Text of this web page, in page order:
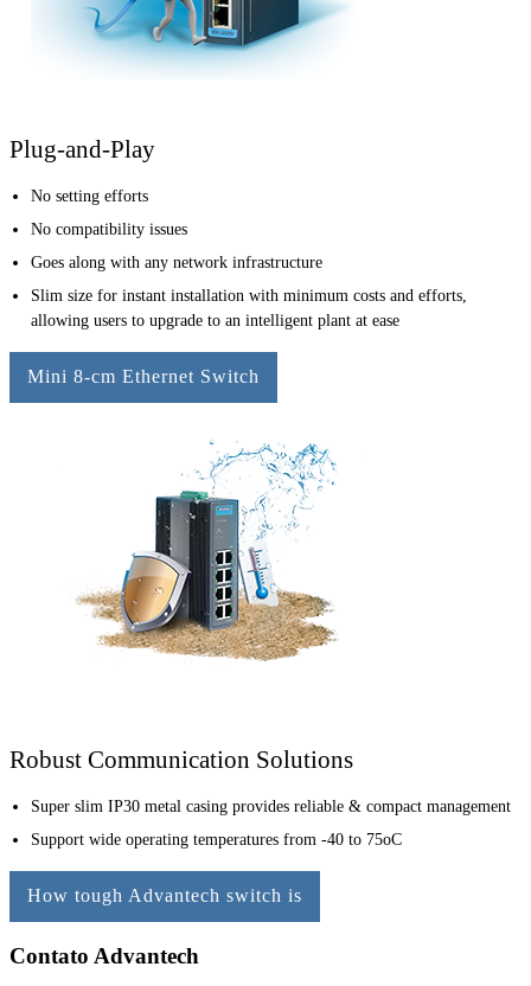
Plug-and-Play
No setting efforts
No compatibility issues
Goes along with any network infrastructure
Slim size for instant installation with minimum costs and efforts,
allowing users to upgrade to an intelligent plant at ease
Mini 8-cm Ethernet Switch
Robust Communication Solutions
Super slim IP30 metal casing provides reliable & compact management
Support wide operating temperatures from -40 to 75oC
How tough Advantech switch is
Contato Advantech